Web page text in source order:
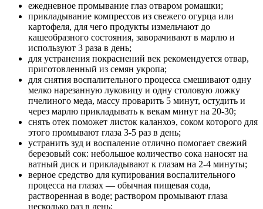
ежедневное промывание глаз отваром ромашки;
прикладывание компрессов из свежего огурца или
картофеля, для чего продукты измельчают до
кашеобразного состояния, заворачивают в марлю и
используют 3 раза в день;
для устранения покраснений век рекомендуется отвар,
приготовленный из семян укропа;
для снятия воспалительного процесса смешивают одну
мелко нарезанную луковицу и одну столовую ложку
пчелиного меда, массу проварить 5 минут, остудить и
через марлю прикладывать к векам минут на 20-30;
снять отек поможет листок каланхоэ, соком которого для
этого промывают глаза 3-5 раз в день;
устранить зуд и воспаление отлично помогает свежий
березовый сок: небольшое количество сока наносят на
ватный диск и прикладывают к глазам на 2-4 минуты;
верное средство для купирования воспалительного
процесса на глазах — обычная пищевая сода,
растворенная в воде; раствором промывают глаза
несколько раз в день;